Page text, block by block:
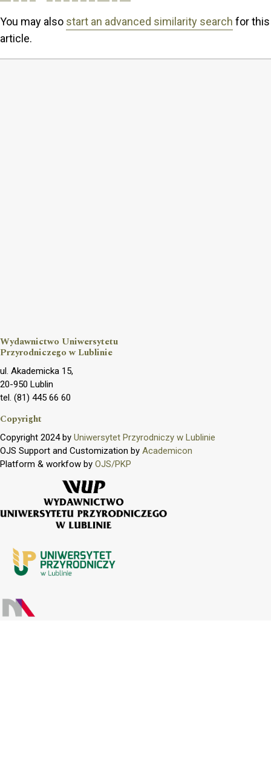
You may also start an advanced similarity search for this
article.
Wydawnictwo Uniwersytetu
Przyrodniczego w Lublinie
ul. Akademicka 15,
20-950 Lublin
tel. (81) 445 66 60
Copyright
Copyright 2024 by Uniwersytet Przyrodniczy w Lublinie
OJS Support and Customization by Academicon
Platform & workfow by OJS/PKP